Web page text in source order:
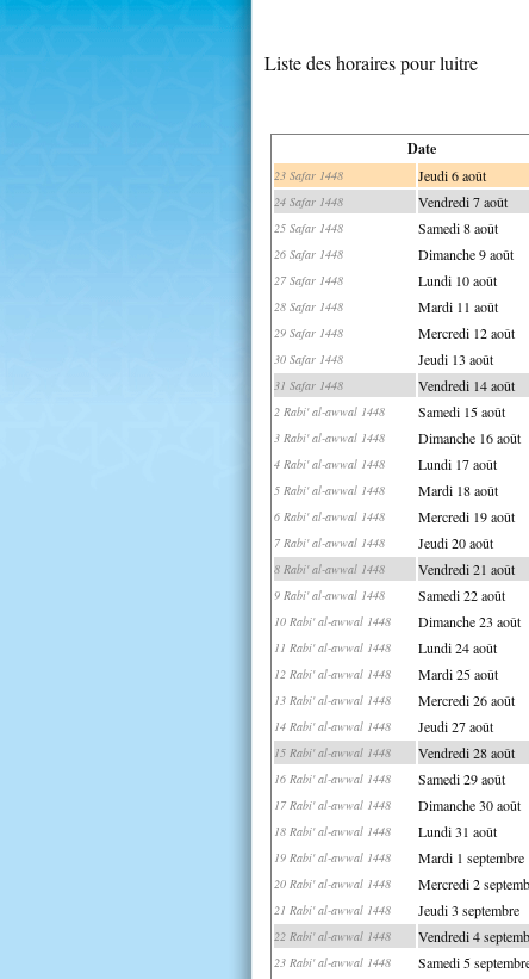
Liste des horaires pour luitre
Date
23 Safar 1448 Jeudi 6 août
24 Safar 1448 Vendredi 7 août
25 Safar 1448 Samedi 8 août
26 Safar 1448 Dimanche 9 août
27 Safar 1448 Lundi 10 août
28 Safar 1448 Mardi 11 août
29 Safar 1448 Mercredi 12 août
30 Safar 1448 Jeudi 13 août
31 Safar 1448 Vendredi 14 août
2 Rabi' al-awwal 1448 Samedi 15 août
3 Rabi' al-awwal 1448 Dimanche 16 août
4 Rabi' al-awwal 1448 Lundi 17 août
5 Rabi' al-awwal 1448 Mardi 18 août
6 Rabi' al-awwal 1448 Mercredi 19 août
7 Rabi' al-awwal 1448 Jeudi 20 août
8 Rabi' al-awwal 1448 Vendredi 21 août
9 Rabi' al-awwal 1448 Samedi 22 août
10 Rabi' al-awwal 1448 Dimanche 23 août
11 Rabi' al-awwal 1448 Lundi 24 août
12 Rabi' al-awwal 1448 Mardi 25 août
13 Rabi' al-awwal 1448 Mercredi 26 août
14 Rabi' al-awwal 1448 Jeudi 27 août
15 Rabi' al-awwal 1448 Vendredi 28 août
16 Rabi' al-awwal 1448 Samedi 29 août
17 Rabi' al-awwal 1448 Dimanche 30 août
18 Rabi' al-awwal 1448 Lundi 31 août
19 Rabi' al-awwal 1448 Mardi 1 septembre
20 Rabi' al-awwal 1448 Mercredi 2
21 Rabi' al-awwal 1448 Jeudi 3 septembre
22 Rabi' al-awwal 1448 Vendredi 4
23 Rabi' al-awwal 1448 Samedi 5